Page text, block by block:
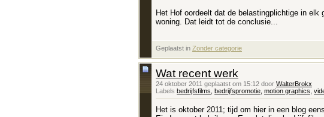
Het Hof oordeelt dat de belastingplichtige in elk
woning. Dat leidt tot de conclusie...
Geplaatst in Zonder categorie
Wat recent werk
24 oktober 2011 geplaatst om 15:12 door WalterBrokx
Labels bedrijfsfilms bedrijfspromotie motion graphics
Het is oktober 2011; tijd om hier in een blog